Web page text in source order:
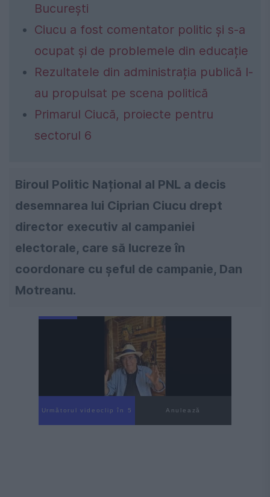
București
Ciucu a fost comentator politic și s-a
ocupat și de problemele din educație
Rezultatele din administrația publică l-
au propulsat pe scena politică
Primarul Ciucă, proiecte pentru
sectorul 6
Biroul Politic Național al PNL a decis
desemnarea lui Ciprian Ciucu drept
director executiv al campaniei
electorale, care să lucreze în
coordonare cu șeful de campanie, Dan
Motreanu.
Următorul videoclip în 4 Anulează